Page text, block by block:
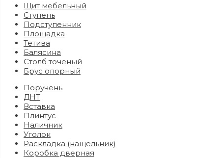
Щит мебельный
Ступень
Подступенник
Площадка
Тетива
Балясина
Столб точеный
Брус опорный
Поручень
ДНТ
Вставка
Плинтус
Наличник
Уголок
Раскладка (нащельник)
Коробка дверная